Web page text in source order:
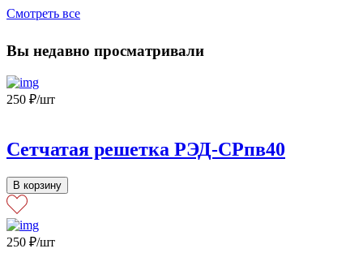
Смотреть все
Вы недавно просматривали
250 ₽/шт
Сетчатая решетка РЭД-СРпв40
В корзину
250 ₽/шт